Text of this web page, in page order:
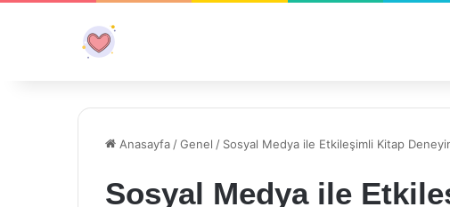
Anasayfa /Genel / Sosyal Medya ile Etkileşimli Kitap
Sosyal Medya ile